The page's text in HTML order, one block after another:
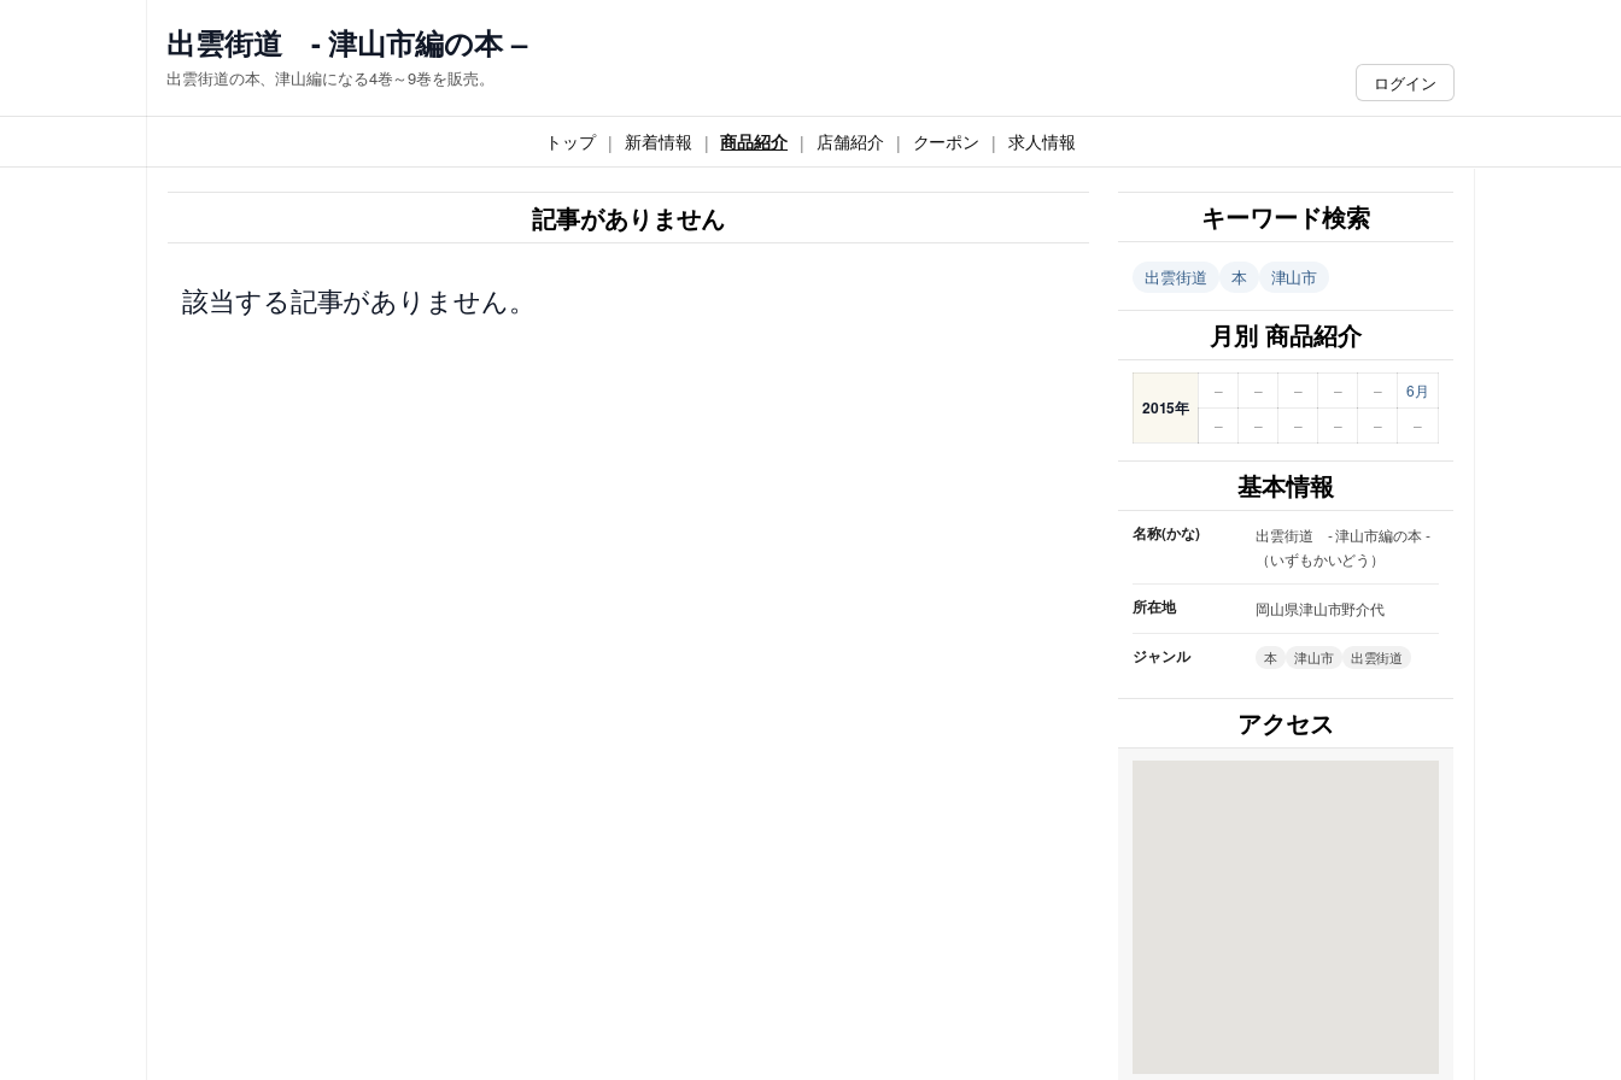
ス
キ
出雲街道 - 津山市編の本 –
出雲街道の本、津山編になる4巻～9巻を販売。 ログイン
トップ 新着情報 商品紹介 店舗紹介 クーポン 求人情報
記事がありません
該当する記事がありません。
キーワード検索
出雲街道 本 津山市
月別 商品紹介
2015年
– – – – –
6月
–
– – – – –
基本情報
名称(かな)
出雲街道 - 津山市編の本 -
（いずもかいどう）
所在地 岡山県津山市野介代
ジャンル 本 津山市 出雲街道
アクセス